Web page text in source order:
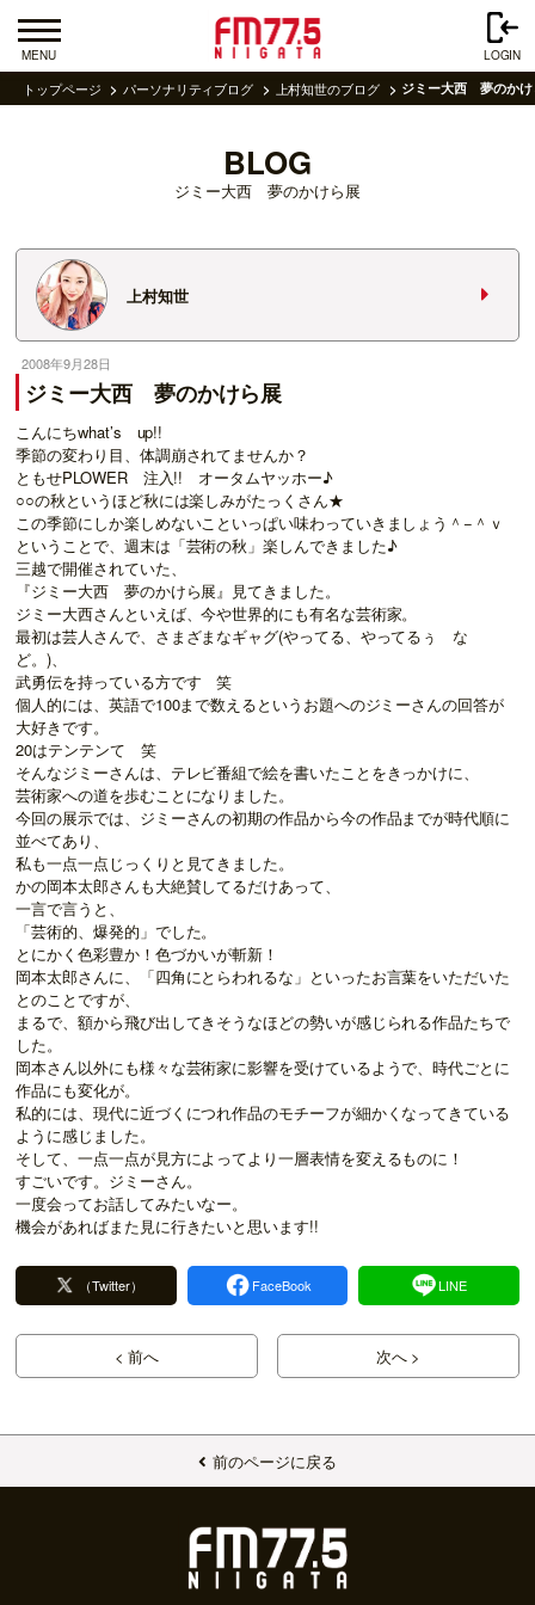
MENU LOGIN
トップページ パーソナリティブログ 上村知世のブログ ジミー大西 夢のかけ
BLOG
ジミー大西 夢のかけら展
上村知世
2008年9月28日
ジミー大西 夢のかけら展
こんにちwhat’s up!!
季節の変わり目、体調崩されてませんか？
ともせPLOWER 注入!! オータムヤッホー♪
○○の秋というほど秋には楽しみがたっくさん★
この季節にしか楽しめないこといっぱい味わっていきましょう＾−＾ｖ
ということで、週末は「芸術の秋」楽しんできました♪
三越で開催されていた、
『ジミー大西 夢のかけら展』見てきました。
ジミー大西さんといえば、今や世界的にも有名な芸術家。
最初は芸人さんで、さまざまなギャグ(やってる、やってるぅ な
ど。)、
武勇伝を持っている方です 笑
個人的には、英語で100まで数えるというお題へのジミーさんの回答が
大好きです。
20はテンテンて 笑
そんなジミーさんは、テレビ番組で絵を書いたことをきっかけに、
芸術家への道を歩むことになりました。
今回の展示では、ジミーさんの初期の作品から今の作品までが時代順に
並べてあり、
私も一点一点じっくりと見てきました。
かの岡本太郎さんも大絶賛してるだけあって、
一言で言うと、
「芸術的、爆発的」でした。
とにかく色彩豊か！色づかいが斬新！
岡本太郎さんに、「四角にとらわれるな」といったお言葉をいただいた
とのことですが、
まるで、額から飛び出してきそうなほどの勢いが感じられる作品たちで
した。
岡本さん以外にも様々な芸術家に影響を受けているようで、時代ごとに
作品にも変化が。
私的には、現代に近づくにつれ作品のモチーフが細かくなってきている
ように感じました。
そして、一点一点が見方によってより一層表情を変えるものに！
すごいです。ジミーさん。
一度会ってお話してみたいなー。
機会があればまた見に行きたいと思います!!
（Twitter） FaceBook LINE
< 前へ 次へ >
前のページに戻る